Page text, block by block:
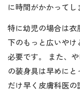
に時間がかかってし
特に幼児の場合は
下のもっと広いや
必要です。 また、
の装身具は早めに
だけ早く皮膚科医